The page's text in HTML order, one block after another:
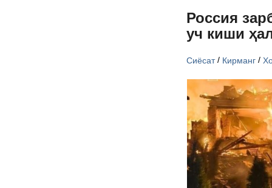
Россия
уч киши
Сиёсат/ Кирманг /